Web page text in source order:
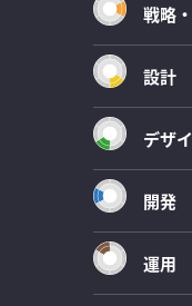
戦略
設計
デザ
開発
運用